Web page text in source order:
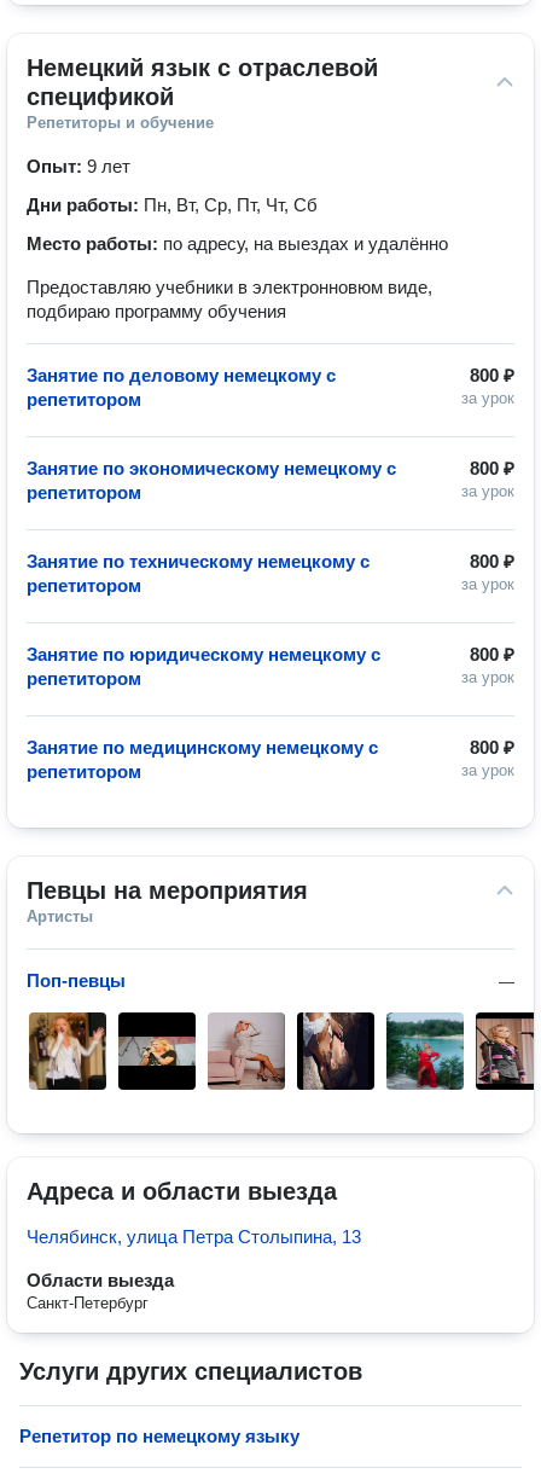
Немецкий язык с отраслевой
спецификой
Репетиторы и обучение
Опыт: 9 лет
Дни работы: Пн, Вт, Ср, Пт, Чт, Сб
Место работы: по адресу, на выездах и удалённо
Предоставляю учебники в электронновюм виде,
подбираю программу обучения
800 ₽
за урок
Занятие по деловому немецкому с
репетитором
800 ₽
за урок
Занятие по экономическому немецкому с
репетитором
800 ₽
за урок
Занятие по техническому немецкому с
репетитором
800 ₽
за урок
Занятие по юридическому немецкому с
репетитором
800 ₽
за урок
Занятие по медицинскому немецкому с
репетитором
Певцы на мероприятия
Артисты
—
Поп-певцы
Адреса и области выезда
Челябинск, улица Петра Столыпина, 13
Области выезда
Санкт-Петербург
Услуги других специалистов
Репетитор по немецкому языку